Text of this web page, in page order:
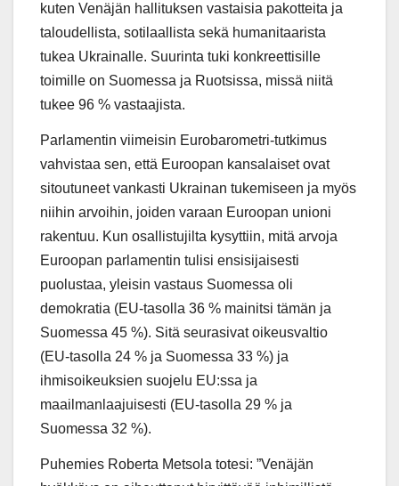
kuten Venäjän hallituksen vastaisia pakotteita ja
taloudellista, sotilaallista sekä humanitaarista
tukea Ukrainalle. Suurinta tuki konkreettisille
toimille on Suomessa ja Ruotsissa, missä niitä
tukee 96 % vastaajista.
Parlamentin viimeisin Eurobarometri-tutkimus
vahvistaa sen, että Euroopan kansalaiset ovat
sitoutuneet vankasti Ukrainan tukemiseen ja myös
niihin arvoihin, joiden varaan Euroopan unioni
rakentuu. Kun osallistujilta kysyttiin, mitä arvoja
Euroopan parlamentin tulisi ensisijaisesti
puolustaa, yleisin vastaus Suomessa oli
demokratia (EU-tasolla 36 % mainitsi tämän ja
Suomessa 45 %). Sitä seurasivat oikeusvaltio
(EU-tasolla 24 % ja Suomessa 33 %) ja
ihmisoikeuksien suojelu EU:ssa ja
maailmanlaajuisesti (EU-tasolla 29 % ja
Suomessa 32 %).
Puhemies Roberta Metsola totesi: ”Venäjän